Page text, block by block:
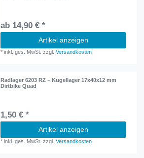
ab 14,90 € *
Artikel anzeigen
*inkl. ges. MwSt. zzgl.Versandkosten
Radlager 6203 RZ – Kugellager 17x40x12 mm
Dirtbike Quad
1,50 € *
Artikel anzeigen
*inkl. ges. MwSt. zzgl.Versandkosten